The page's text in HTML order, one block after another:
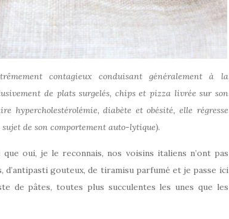
contagieux conduisant généralement à la
de plats surgelés, chips et pizza livrée sur son
hypercholestérolémie, diabète et obésité, elle régresse
de son comportement auto-lytique).
oui, je le reconnais, nos voisins italiens n’ont pas
gouteux, de tiramisu parfumé et je passe ici
de pâtes, toutes plus succulentes les unes que les